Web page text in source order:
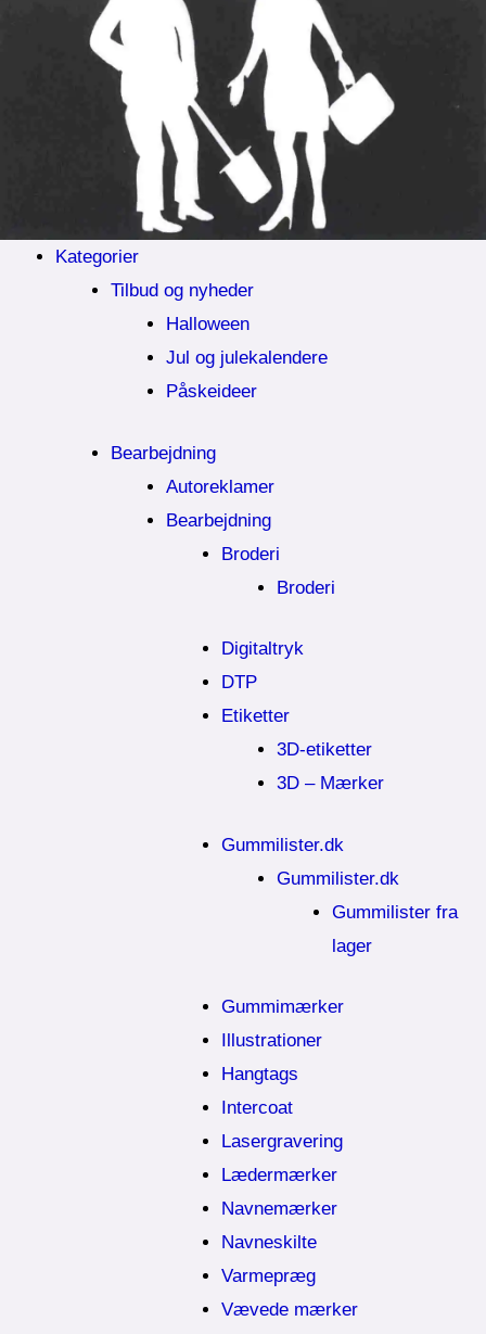
Kategorier
Tilbud og nyheder
Halloween
Jul og julekalendere
Påskeideer
Bearbejdning
Autoreklamer
Bearbejdning
Broderi
Broderi
Digitaltryk
DTP
Etiketter
3D-etiketter
3D – Mærker
Gummilister.dk
Gummilister.dk
Gummilister fra
lager
Gummimærker
Illustrationer
Hangtags
Intercoat
Lasergravering
Lædermærker
Navnemærker
Navneskilte
Varmepræg
Vævede mærker